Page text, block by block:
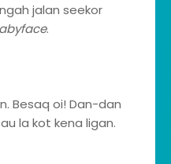
jalan seekor
.
Besaq oi! Dan-dan
la kot kena ligan.